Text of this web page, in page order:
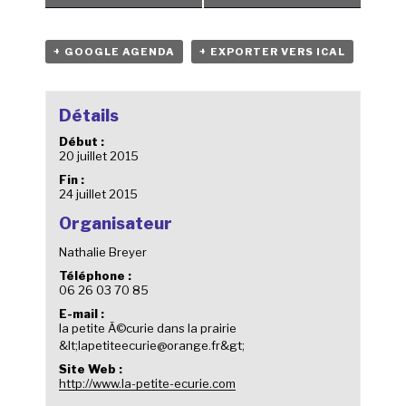
+ GOOGLE AGENDA + EXPORTER VERS ICAL
Détails
Début :
20 juillet 2015
Fin :
24 juillet 2015
Organisateur
Nathalie Breyer
Téléphone :
06 26 03 70 85
E-mail :
la petite Ã©curie dans la prairie
&lt;lapetiteecurie@orange.fr&gt;
Site Web :
http://www.la-petite-ecurie.com